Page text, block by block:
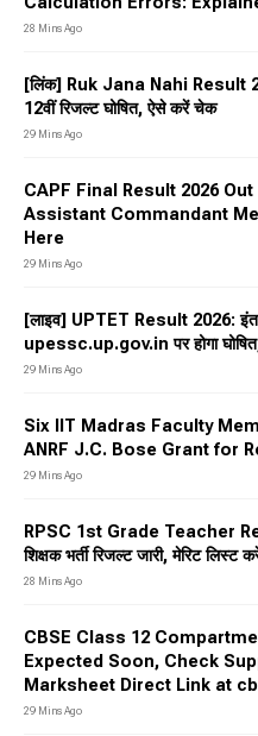
28 Mins Ago
[लिंक] Ruk Jana Nahi Result
12वीं रिजल्ट घोषित, ऐसे करें चेक
29 Mins Ago
CAPF Final Result 2026
Assistant Commandant
Here
29 Mins Ago
[लाइव] UPTET Result 2026:
upessc.up.gov.in पर होगा
29 Mins Ago
Six IIT Madras Faculty
ANRF J.C. Bose Grant for
29 Mins Ago
RPSC 1st Grade Teacher
शिक्षक भर्ती रिजल्ट जारी, मेरिट लिस्ट
28 Mins Ago
CBSE Class 12
Expected Soon, Check
Marksheet Direct Link at
29 Mins Ago